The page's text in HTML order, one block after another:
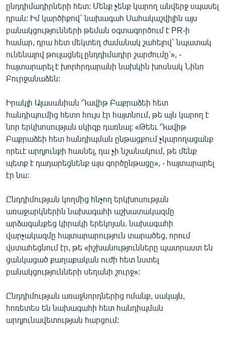
ընդդիմադիրների հետ: Մենք չենք կարող անվերջ սպասել
դրան: Իմ կարծիքով` նախագահ Սահակաշվիլին այս
բանակցությունների թեման օգտագործում է PR-ի
համար, դրա հետ մեկտեղ ժամանակ շահելով` նպատակ
ունենալով թուլացնել ընդդիմադիր շարժումը՚», -
հայտարարել է խորհրդարանի նախկին խոսնակ Նինո
Բուրջանաձեն:
Իրակլի Ալասանիան Դավիթ Բաքրաձեի հետ
հանդիպումից հետո հույս էր հայտնում, թե այն կարող է
նոր երկխոսության սկիզբ դառնալ: «Թեեւ Դավիթ
Բաքրաձեի հետ հանդիպման ընթացքում չկարողացանք
որեւէ արդյունքի հասնել, դա չի նշանակում, թե մենք
պետք է դադարեցնենք այս գործընթացը», - հայտարարել
էր նա:
Ընդդիմության կողմից հնչող երկխոսության
առաջարկներին նախագահի աշխատակազմը
արձագանքեց կիրակի երեկոյան. նախագահի
վարչակազմը հայտարարություն տարածեց, որում
վստահեցնում էր, թե «իշխանությունները պատրաստ են
ցանկացած քաղաքական ուժի հետ նստել
բանակցությունների սեղանի շուրջ»:
Ընդդիմության առաջնորդներից ոմանք, սակայն,
հոռետես են նախագահի հետ հանդիպման
արդյունավետության հարցում: